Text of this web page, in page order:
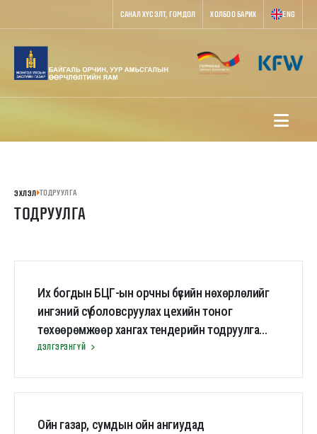
САНАЛ ХҮСЭЛТ, ГОМДОЛ ХОЛБОО БАРИХ ENG
ЭХЛЭЛ ТОДРУУЛГА
ТОДРУУЛГА
Их богдын БЦГ-ын орчны бүсийн нөхөрлөлийг
ингэний сүү боловсруулах цехийн тоног
төхөөрөмжөөр хангах тендерийн тодруулга
асуултууд
ДЭЛГЭРЭНГҮЙ
Ойн газар, сумдын ойн ангиудад